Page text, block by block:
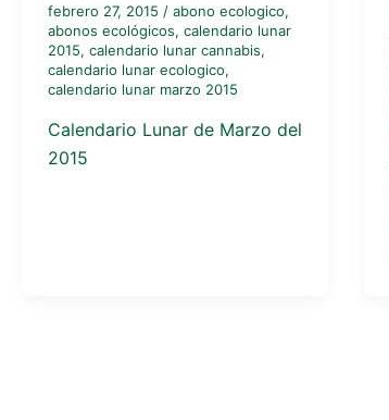
febrero 27, 2015 / abono ecologico,
abonos ecológicos, calendario lunar
2015, calendario lunar cannabis,
calendario lunar ecologico,
calendario lunar marzo 2015
Calendario Lunar de Marzo del
2015